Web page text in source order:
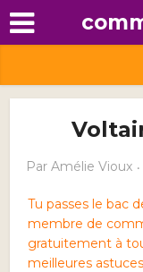
Par Amélie Vioux
Tu passes le bac
membre de
gratuitement à
meilleures